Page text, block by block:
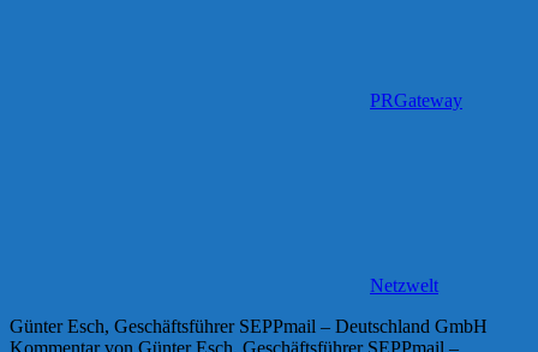
PRGateway
Netzwelt
Günter Esch, Geschäftsführer SEPPmail – Deutschland GmbH